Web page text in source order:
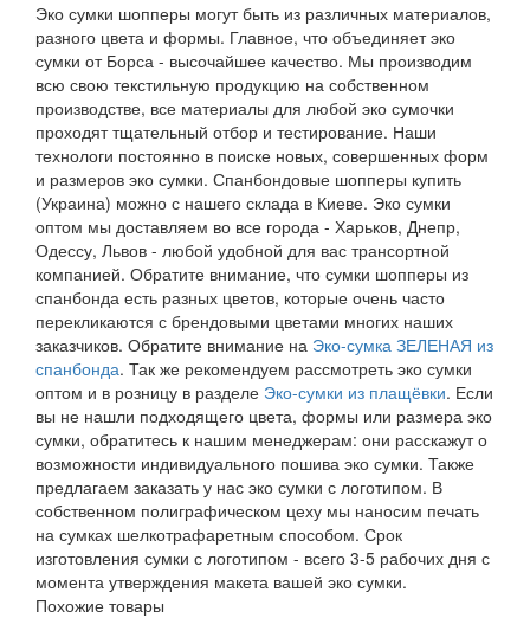
Эко сумки шопперы могут быть из различных материалов,
разного цвета и формы. Главное, что объединяет эко
сумки от Борса - высочайшее качество. Мы производим
всю свою текстильную продукцию на собственном
производстве, все материалы для любой эко сумочки
проходят тщательный отбор и тестирование. Наши
технологи постоянно в поиске новых, совершенных форм
и размеров эко сумки. Спанбондовые шопперы купить
(Украина) можно с нашего склада в Киеве. Эко сумки
оптом мы доставляем во все города - Харьков, Днепр,
Одессу, Львов - любой удобной для вас трансортной
компанией. Обратите внимание, что сумки шопперы из
спанбонда есть разных цветов, которые очень часто
перекликаются с брендовыми цветами многих наших
заказчиков. Обратите внимание на Эко-сумка ЗЕЛЕНАЯ из
спанбонда. Так же рекомендуем рассмотреть эко сумки
оптом и в розницу в разделе Эко-сумки из плащёвки. Если
вы не нашли подходящего цвета, формы или размера эко
сумки, обратитесь к нашим менеджерам: они расскажут о
возможности индивидуального пошива эко сумки. Также
предлагаем заказать у нас эко сумки с логотипом. В
собственном полиграфическом цеху мы наносим печать
на сумках шелкотрафаретным способом. Срок
изготовления сумки с логотипом - всего 3-5 рабочих дня с
момента утверждения макета вашей эко сумки.
Похожие товары